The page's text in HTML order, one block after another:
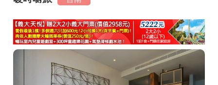
最新留言
商家合作
推薦景點